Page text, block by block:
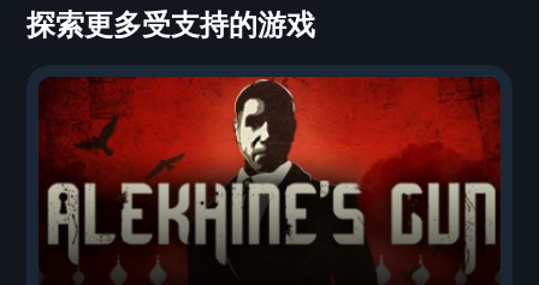
探索更多受支持的游戏